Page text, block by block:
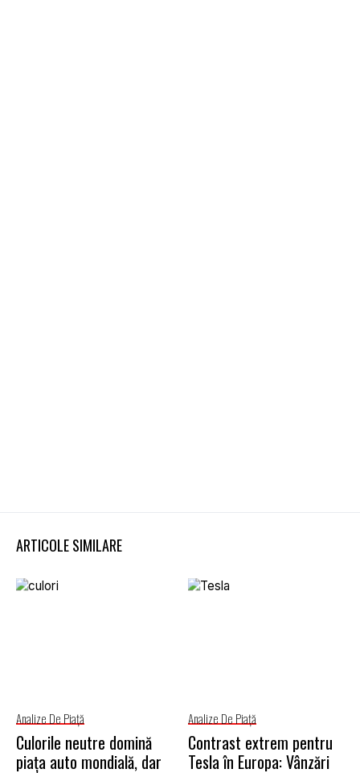
ARTICOLE SIMILARE
Analize De Piață
Culorile neutre domină
piața auto mondială, dar
Analize De Piață
Contrast extrem pentru
Tesla în Europa: Vânzări